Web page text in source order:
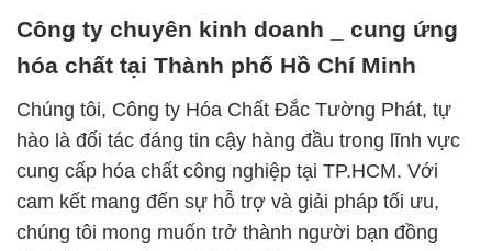
Công ty chuyên kinh doanh _ cung ứng
hóa chất tại Thành phố Hồ Chí Minh
Chúng tôi, Công ty Hóa Chất Đắc Tường Phát, tự
hào là đối tác đáng tin cậy hàng đầu trong lĩnh vực
cung cấp hóa chất công nghiệp tại TP.HCM. Với
cam kết mang đến sự hỗ trợ và giải pháp tối ưu,
chúng tôi mong muốn trở thành người bạn đồng